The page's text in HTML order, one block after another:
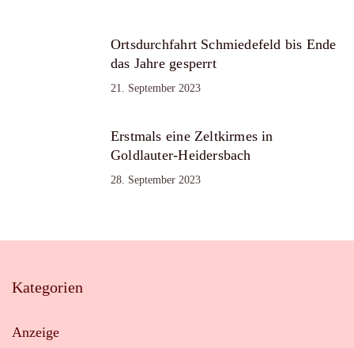
Ortsdurchfahrt Schmiedefeld bis Ende
das Jahre gesperrt
21. September 2023
Erstmals eine Zeltkirmes in
Goldlauter-Heidersbach
28. September 2023
Kategorien
Anzeige